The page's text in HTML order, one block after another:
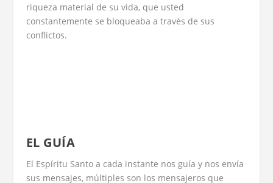
riqueza material de su vida, que usted
constantemente se bloqueaba a través de sus
conflictos.
EL GUÍA
El Espíritu Santo a cada instante nos guía y nos envía
sus mensajes, múltiples son los mensajeros que